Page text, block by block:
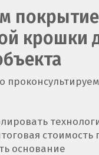
крошки
стоимость
основание